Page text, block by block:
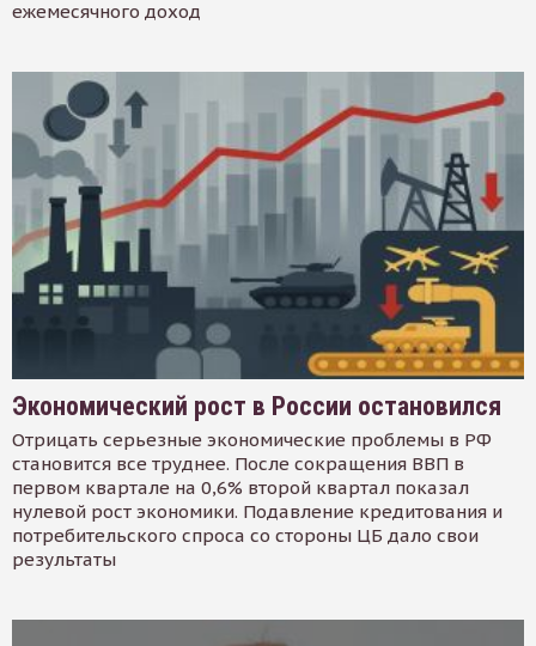
ежемесячного доход
Экономический рост в России остановился
Отрицать серьезные экономические проблемы в РФ
становится все труднее. После сокращения ВВП в
первом квартале на 0,6% второй квартал показал
нулевой рост экономики. Подавление кредитования и
потребительского спроса со стороны ЦБ дало свои
результаты